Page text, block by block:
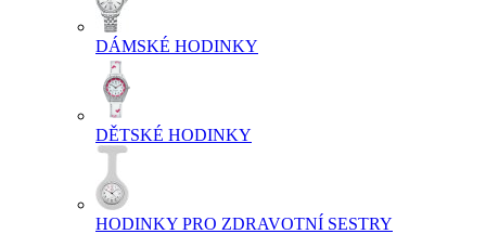
DÁMSKÉ HODINKY
DĚTSKÉ HODINKY
HODINKY PRO ZDRAVOTNÍ SESTRY